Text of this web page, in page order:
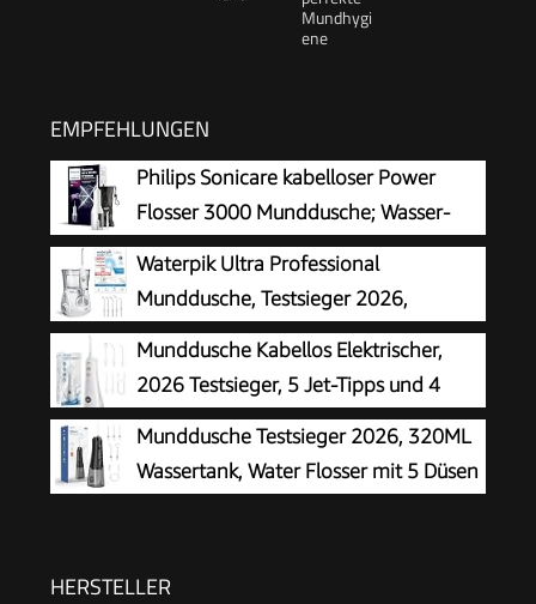
EMPFEHLUNGEN
Philips Sonicare kabelloser Power
Flosser 3000 Munddusche; Wasser-
Flosser für Zähne, Zahnfleisch und
Zahnpflege, weiß (Modell HX3826/31)
Waterpik Ultra Professional
Munddusche, Testsieger 2026,
Precision Pulse Technology, TÜV
Siegel, bis zu 99,9 Prozent Plaque Entfernung,
6x Aufsätze, 10x individuelle Modi, integrierter
Timer, weiß
Munddusche Kabellos Elektrischer,
2026 Testsieger, 5 Jet-Tipps und 4
Modi, Smart-Display, Zahnpflege und
Zahnreinigung Zwischenräume, Mundpflege,
Großer Tank, IPX7 Wasserdicht, für Hause und
Munddusche Testsieger 2026, 320ML
Wassertank, Water Flosser mit 5 Düsen
Enthusiasten Tägliche und Reisen(Schwarz)
HERSTELLER